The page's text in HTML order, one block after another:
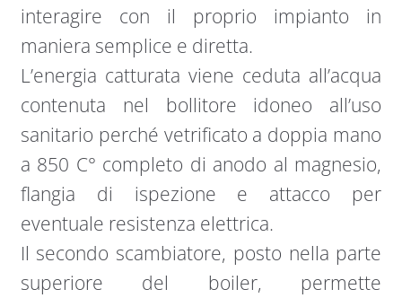
interagire con il proprio impianto in
maniera semplice e diretta.
L’energia catturata viene ceduta all’acqua
contenuta nel bollitore idoneo all’uso
sanitario perché vetrificato a doppia mano
a 850 C° completo di anodo al magnesio,
flangia di ispezione e attacco per
eventuale resistenza elettrica.
Il secondo scambiatore, posto nella parte
superiore del boiler, permette